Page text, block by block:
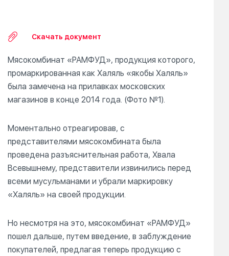
Скачать документ
Мясокомбинат «РАМФУД», продукция которого,
промаркированная как Халяль «якобы Халяль»
была замечена на прилавках московских
магазинов в конце 2014 года. (Фото №1).
Моментально отреагировав, с
представителями мясокомбината была
проведена разъяснительная работа, Хвала
Всевышнему, представители извинились перед
всеми мусульманами и убрали маркировку
«Халяль» на своей продукции.
Но несмотря на это, мясокомбинат «РАМФУД»
пошел дальше, путем введение, в заблуждение
покупателей, предлагая теперь продукцию с